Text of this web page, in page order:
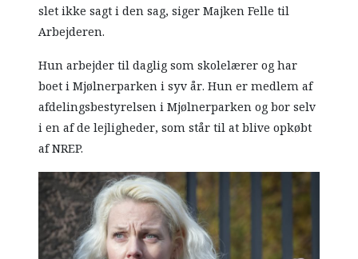
slet ikke sagt i den sag, siger Majken Felle til
Arbejderen.
Hun arbejder til daglig som skolelærer og har
boet i Mjølnerparken i syv år. Hun er medlem af
afdelingsbestyrelsen i Mjølnerparken og bor selv
i en af de lejligheder, som står til at blive opkøbt
af NREP.